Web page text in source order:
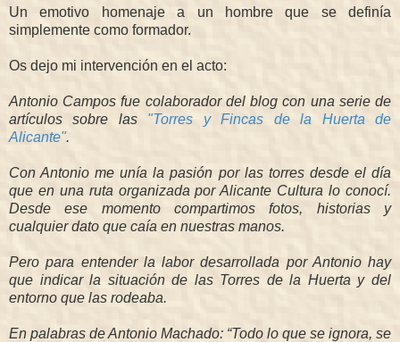
Un emotivo homenaje a un hombre que se definía
simplemente como formador.
Os dejo mi intervención en el acto:
Antonio Campos fue colaborador del blog con una serie de
artículos sobre las "Torres y Fincas de la Huerta de
Alicante".
Con Antonio me unía la pasión por las torres desde el día
que en una ruta organizada por Alicante Cultura lo conocí.
Desde ese momento compartimos fotos, historias y
cualquier dato que caía en nuestras manos.
Pero para entender la labor desarrollada por Antonio hay
que indicar la situación de las Torres de la Huerta y del
entorno que las rodeaba.
En palabras de Antonio Machado: “Todo lo que se ignora, se